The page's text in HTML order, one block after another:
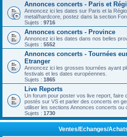
Annonces concerts - Paris et
Annoncez ici les dates sur Paris et la
metal/hardcore, postez dans la section
Sujets : 9716
Annonces concerts - Province
Annoncez ici les dates dans nos belles
Sujets : 5552
Annonces concerts - Tournées
Etranger
Annoncez ici les grosses tournées ayant
festivals et les dates européennes.
Sujets : 1865
Live Reports
Un forum pour poster vos live report, faire
postés sur VS et parler des concerts en
utiliser les sections Annonces concerts ou
Sujets : 1730
Ventes/Echanges/